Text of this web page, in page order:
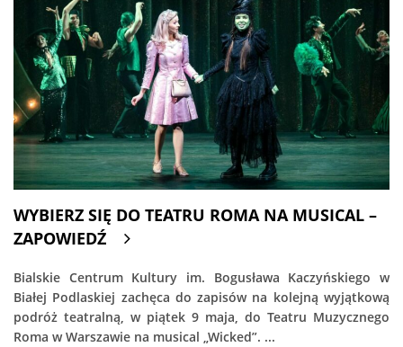
WYBIERZ SIĘ DO TEATRU ROMA NA MUSICAL –
ZAPOWIEDŹ
Bialskie Centrum Kultury im. Bogusława Kaczyńskiego w
Białej Podlaskiej zachęca do zapisów na kolejną wyjątkową
podróż teatralną, w piątek 9 maja, do Teatru Muzycznego
Roma w Warszawie na musical „Wicked”. ...